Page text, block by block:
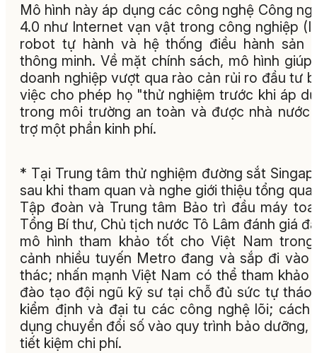
Mô hình này áp dụng các công nghệ Công
4.0 như Internet vạn vật trong công nghiệp
robot tự hành và hệ thống điều hành sản
thông minh. Về mặt chính sách, mô hình giúp
doanh nghiệp vượt qua rào cản rủi ro đầu tư
việc cho phép họ "thử nghiệm trước khi áp
trong môi trường an toàn và được nhà nước
trợ một phần kinh phí.
* Tại Trung tâm thử nghiệm đường sắt
sau khi tham quan và nghe giới thiệu tổng
Tập đoàn và Trung tâm Bảo trì đầu máy
Tổng Bí thư, Chủ tịch nước Tô Lâm đánh giá
mô hình tham khảo tốt cho Việt Nam
cảnh nhiều tuyến Metro đang và sắp đi vào
thác; nhấn mạnh Việt Nam có thể tham khảo
đào tạo đội ngũ kỹ sư tại chỗ đủ sức tự tháo
kiểm định và đại tu các công nghệ lõi; cách
dụng chuyển đổi số vào quy trình bảo dưỡng,
tiết kiệm chi phí.